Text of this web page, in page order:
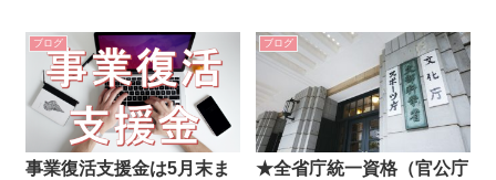
ブログ
事業復活支援金は5月末ま
ブログ
★全省庁統一資格（官公庁